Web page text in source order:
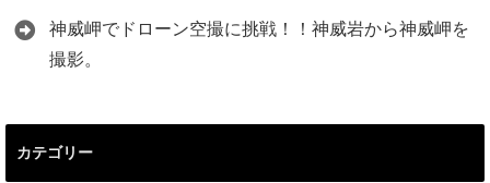
神威岬でドローン空撮に挑戦！！神威岩から神威岬を
撮影。
カテゴリー